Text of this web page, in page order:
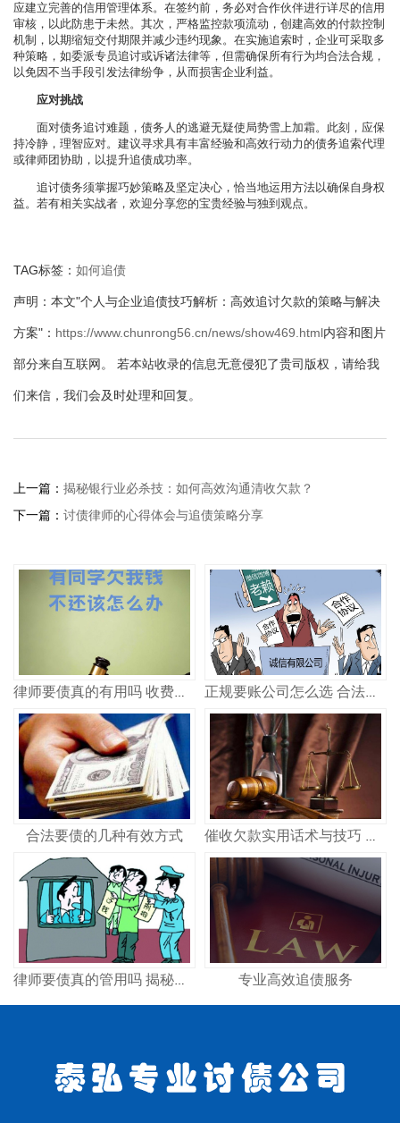
应建立完善的信用管理体系。在签约前，务必对合作伙伴进行详尽的信用
审核，以此防患于未然。其次，严格监控款项流动，创建高效的付款控制
机制，以期缩短交付期限并减少违约现象。在实施追索时，企业可采取多
种策略，如委派专员追讨或诉诸法律等，但需确保所有行为均合法合规，
以免因不当手段引发法律纷争，从而损害企业利益。
应对挑战
面对债务追讨难题，债务人的逃避无疑使局势雪上加霜。此刻，应保
持冷静，理智应对。建议寻求具有丰富经验和高效行动力的债务追索代理
或律师团协助，以提升追债成功率。
追讨债务须掌握巧妙策略及坚定决心，恰当地运用方法以确保自身权
益。若有相关实战者，欢迎分享您的宝贵经验与独到观点。
TAG标签： 如何追债
声明：本文"个人与企业追债技巧解析：高效追讨欠款的策略与解决
方案"： https://www.chunrong56.cn/news/show469.html内容和图片
部分来自互联网。 若本站收录的信息无意侵犯了贵司版权，请给我
们来信，我们会及时处理和回复。
上一篇： 揭秘银行业必杀技：如何高效沟通清收欠款？
下一篇： 讨债律师的心得体会与追债策略分享
律师要债真的有用吗 收费多少 正规要账公司怎么选 合法追债记住这几点
合法要债的几种有效方式 催收欠款实用话术与技巧 合法高效讨债策略
律师要债真的管用吗 揭秘专业律师追债全流程 专业高效追债服务